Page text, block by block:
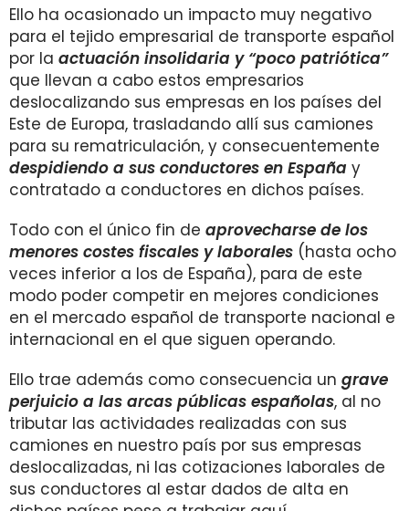
Ello ha ocasionado un impacto muy negativo
para el tejido empresarial de transporte español
por la actuación insolidaria y “poco patriótica”
que llevan a cabo estos empresarios
deslocalizando sus empresas en los países del
Este de Europa, trasladando allí sus camiones
para su rematriculación, y consecuentemente
despidiendo a sus conductores en España y
contratado a conductores en dichos países.
Todo con el único fin de aprovecharse de los
menores costes fiscales y laborales (hasta ocho
veces inferior a los de España), para de este
modo poder competir en mejores condiciones
en el mercado español de transporte nacional e
internacional en el que siguen operando.
Ello trae además como consecuencia un grave
perjuicio a las arcas públicas españolas, al no
tributar las actividades realizadas con sus
camiones en nuestro país por sus empresas
deslocalizadas, ni las cotizaciones laborales de
sus conductores al estar dados de alta en